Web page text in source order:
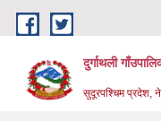
Skip to main content
दुर्गाथली
सुदूरपश्चिम प्रदेश,